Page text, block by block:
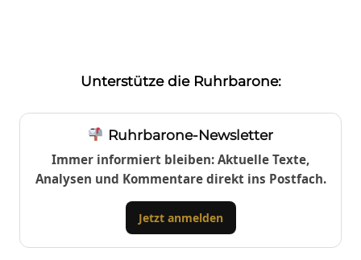
Unterstütze die Ruhrbarone:
Ruhrbarone-Newsletter
Immer informiert bleiben: Aktuelle Texte,
Analysen und Kommentare direkt ins Postfach.
Jetzt anmelden